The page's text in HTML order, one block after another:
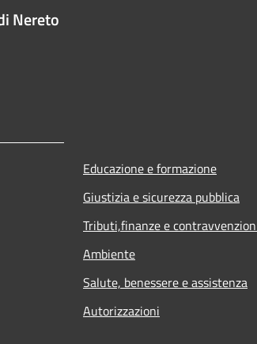
Nereto
Educazione e formazione
Giustizia e sicurezza pubblica
Tributi,finanze e
Ambiente
Salute, benessere e assistenza
Autorizzazioni